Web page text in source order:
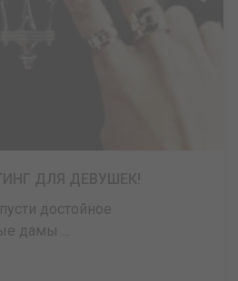
достойное
дамы ...